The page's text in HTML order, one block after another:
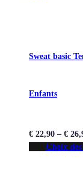
Sweat basic
Enfants
€ 22,90 – €
Choix